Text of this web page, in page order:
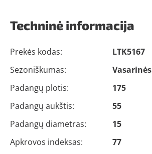
Techninė informacija
Prekės kodas:
LTK5167
Sezoniškumas:
Vasarinės
Padangų plotis:
175
Padangų aukštis:
55
Padangų diametras:
15
Apkrovos indeksas:
77